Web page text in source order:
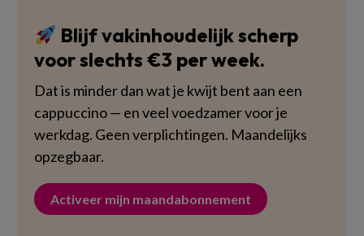
Blijf vakinhoudelijk scherp
voor slechts €3 per week.
Dat is minder dan wat je kwijt bent aan een
cappuccino — en veel voedzamer voor je
werkdag. Geen verplichtingen. Maandelijks
opzegbaar.
Activeer mijn maandabonnement